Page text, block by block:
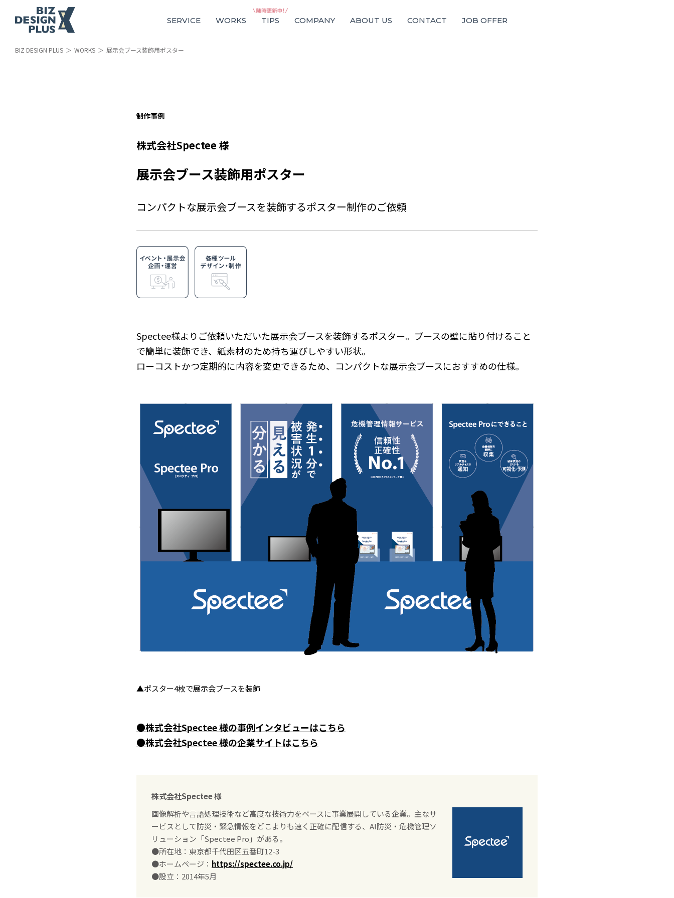
SERVICE WORKS TIPS COMPANY ABOUT US CONTACT JOB OFFER
BIZ DESIGN PLUS WORKS 展示会ブース装飾用ポスター
制作事例
株式会社Spectee 様
展示会ブース装飾用ポスター
コンパクトな展示会ブースを装飾するポスター制作のご依頼
Spectee様よりご依頼いただいた展示会ブースを装飾するポスター。ブースの壁に貼り付けること
で簡単に装飾でき、紙素材のため持ち運びしやすい形状。
ローコストかつ定期的に内容を変更できるため、コンパクトな展示会ブースにおすすめの仕様。
▲ポスター4枚で展示会ブースを装飾
●株式会社Spectee 様の事例インタビューはこちら
●株式会社Spectee 様の企業サイトはこちら
株式会社Spectee 様
画像解析や言語処理技術など高度な技術力をベースに事業展開している企業。主なサ
ービスとして防災・緊急情報をどこよりも速く正確に配信する、AI防災・危機管理ソ
リューション「Spectee Pro」がある。
●所在地：東京都千代田区五番町12-3
●ホームページ： https://spectee.co.jp/
●設立：2014年5月